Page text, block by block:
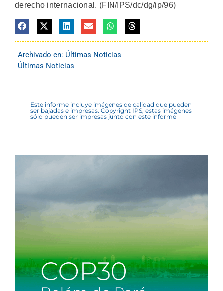
derecho internacional. (FIN/IPS/dc/dg/ip/96)
Archivado en: Últimas Noticias
Últimas Noticias
Este informe incluye imágenes de calidad que pueden
ser bajadas e impresas. Copyright IPS, estas imágenes
sólo pueden ser impresas junto con este informe